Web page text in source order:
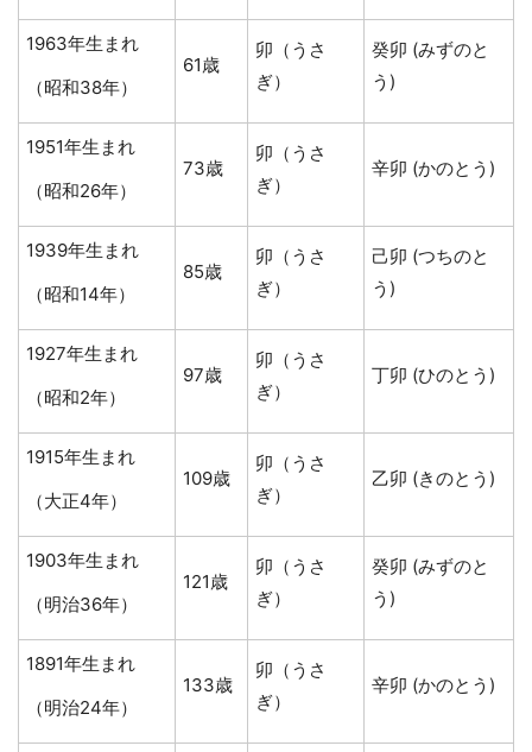
1963年生まれ
（昭和38年）
61歳
卯（うさ
ぎ）
癸卯 (みずのと
う)
1951年生まれ
（昭和26年）
73歳
卯（うさ
ぎ）
辛卯 (かのとう)
1939年生まれ
（昭和14年）
85歳
卯（うさ
ぎ）
己卯 (つちのと
う)
1927年生まれ
（昭和2年）
97歳
卯（うさ
ぎ）
丁卯 (ひのとう)
1915年生まれ
（大正4年）
109歳
卯（うさ
ぎ）
乙卯 (きのとう)
1903年生まれ
（明治36年）
121歳
卯（うさ
ぎ）
癸卯 (みずのと
う)
1891年生まれ
（明治24年）
133歳
卯（うさ
ぎ）
辛卯 (かのとう)